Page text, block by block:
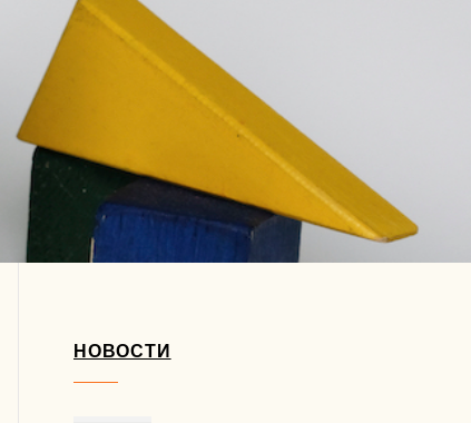
НОВОСТИ